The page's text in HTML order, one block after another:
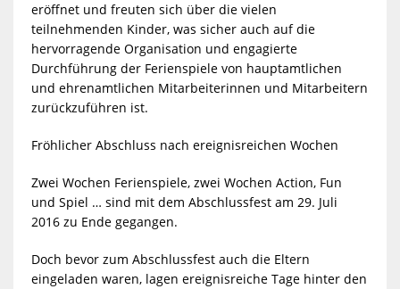
eröffnet und freuten sich über die vielen
teilnehmenden Kinder, was sicher auch auf die
hervorragende Organisation und engagierte
Durchführung der Ferienspiele von hauptamtlichen
und ehrenamtlichen Mitarbeiterinnen und Mitarbeitern
zurückzuführen ist.
Fröhlicher Abschluss nach ereignisreichen Wochen
Zwei Wochen Ferienspiele, zwei Wochen Action, Fun
und Spiel … sind mit dem Abschlussfest am 29. Juli
2016 zu Ende gegangen.
Doch bevor zum Abschlussfest auch die Eltern
eingeladen waren, lagen ereignisreiche Tage hinter den